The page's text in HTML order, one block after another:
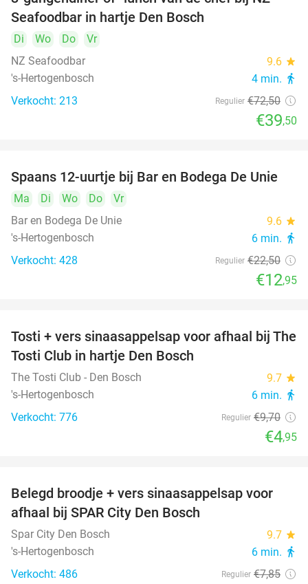
Seafoodbar in hartje Den Bosch
Di Wo Do
Vr
NZ Seafoodbar
9.6 star
's-Hertogenbosch 4 min. directions_walk
Verkocht: 213 Regulier €72,50
€39,50
42%
Spaans 12-uurtje bij Bar en Bodega De Unie
Ma Di Wo Do
Vr
Bar en Bodega De Unie
9.6 star
's-Hertogenbosch 6 min. directions_walk
Verkocht: 428 Regulier €22,50
€12,95
49%
Tosti + vers sinaasappelsap voor afhaal bij The
Tosti Club in hartje Den Bosch
The Tosti Club - Den Bosch 9.7 star
's-Hertogenbosch 6 min. directions_walk
Verkocht: 776 Regulier €9,70
€4,95
37%
Belegd broodje + vers sinaasappelsap voor
afhaal bij SPAR City Den Bosch
Spar City Den Bosch 9.7 star
's-Hertogenbosch 6 min. directions_walk
Verkocht: 486 Regulier €7,85